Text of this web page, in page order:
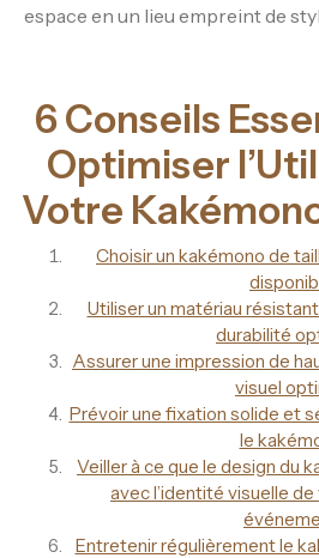
espace en un lieu empreint de
6 Conseils
Optimiser
Votre
Choisir un kakémono de
Utiliser un matériau
durabilité
Assurer une impression de
visuel
Prévoir une fixation solide et
le
Veiller à ce que le design du
avec l’identité visuelle
Entretenir régulièrement le